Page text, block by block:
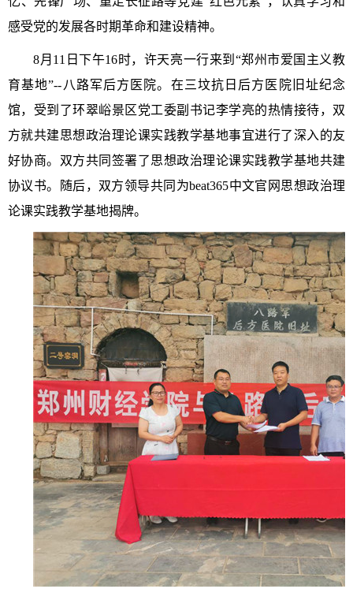
感受党的发展各时期革命和建设精神。
8月11日下午16时，许天亮一行来到“郑州市爱国主义教
育基地”--八路军后方医院。在三坟抗日后方医院旧址纪念
馆，受到了环翠峪景区党工委副书记李学亮的热情接待，双
方就共建思想政治理论课实践教学基地事宜进行了深入的友
好协商。双方共同签署了思想政治理论课实践教学基地共建
协议书。随后，双方领导共同为beat365中文官网思想政治理
论课实践教学基地揭牌。